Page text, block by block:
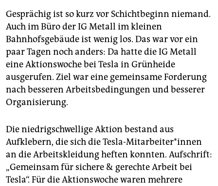
Gesprächig ist so kurz vor Schichtbeginn niemand.
Auch im Büro der IG Metall im kleinen
Bahnhofsgebäude ist wenig los. Das war vor ein
paar Tagen noch anders: Da hatte die IG Metall
eine Aktionswoche bei Tesla in Grünheide
ausgerufen. Ziel war eine gemeinsame Forderung
nach besseren Arbeitsbedingungen und besserer
Organisierung.
Die niedrigschwellige Aktion bestand aus
Aufklebern, die sich die Tesla-Mitarbeiter*innen
an die Arbeitskleidung heften konnten. Aufschrift:
„Gemeinsam für sichere & gerechte Arbeit bei
Tesla“. Für die Aktionswoche waren mehrere